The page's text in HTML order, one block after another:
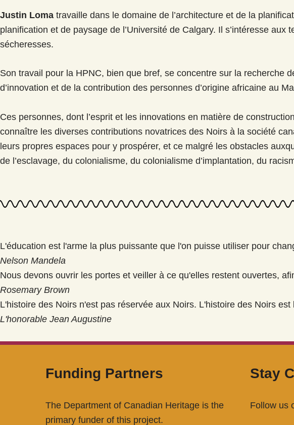
Justin Loma travaille dans le domaine de l’architecture et de la
planification et de paysage de l’Université de Calgary. Il s’intéresse
sécheresses.
Son travail pour la HPNC, bien que bref, se concentre sur la recherche
d’innovation et de la contribution des personnes d’origine africaine au
Ces personnes, dont l’esprit et les innovations en matière de
connaître les diverses contributions novatrices des Noirs à la société
leurs propres espaces pour y prospérer, et ce malgré les obstacles
de l’esclavage, du colonialisme, du colonialisme d’implantation, du
L'éducation est l'arme la plus puissante que l'on puisse utiliser pour
Nelson Mandela
Nous devons ouvrir les portes et veiller à ce qu'elles restent ouvertes,
Rosemary Brown
L'histoire des Noirs n'est pas réservée aux Noirs. L'histoire des Noirs est
L'honorable Jean Augustine
Funding Partners
The Department of Canadian Heritage is the
primary funder of this project.
Stay
Follow us